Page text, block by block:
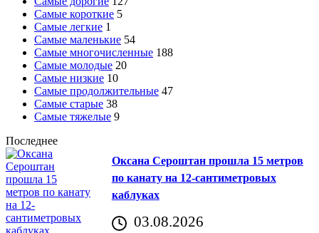
Самые короткие 5
Самые легкие 1
Самые маленькие 54
Самые многочисленные 188
Самые молодые 20
Самые низкие 10
Самые продолжительные 47
Самые старые 38
Самые тяжелые 9
Последнее
Оксана Сероштан прошла 15 метров
по канату на 12-сантиметровых
каблуках
03.08.2026